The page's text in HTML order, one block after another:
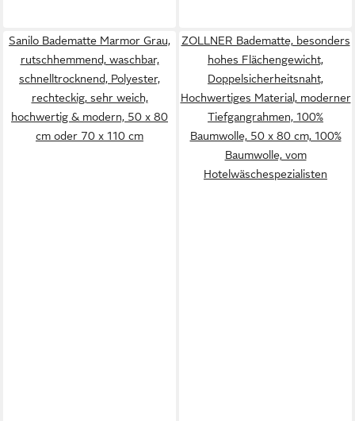
Sanilo Badematte Marmor Grau,
rutschhemmend, waschbar,
schnelltrocknend, Polyester,
rechteckig, sehr weich,
hochwertig & modern, 50 x 80
cm oder 70 x 110 cm
ZOLLNER Badematte, besonders
hohes Flächengewicht,
Doppelsicherheitsnaht,
Hochwertiges Material, moderner
Tiefgangrahmen, 100%
Baumwolle, 50 x 80 cm, 100%
Baumwolle, vom
Hotelwäschespezialisten